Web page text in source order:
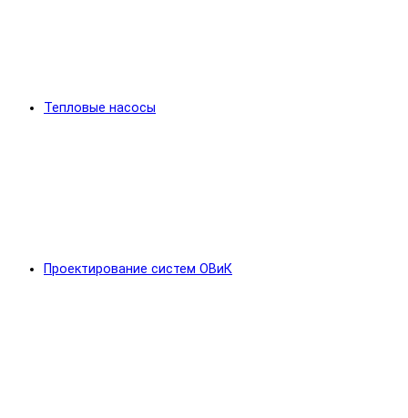
Тепловые насосы
Проектирование систем ОВиК